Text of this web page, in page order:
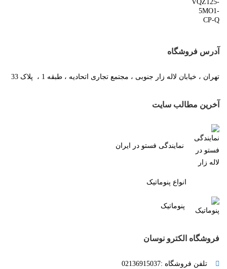
آدرس فروشگاه
تهران ، خیابان لاله زار جنوبی ، مجتمع تجاری اتحادیه ، طبقه 1 ، پلاک 33
آخرین مطالب سایت
نمایندگی فستو در ایران
انواع پنوماتیک
پنوماتیک
فروشگاه الکترو نوسان
تلفن فروشگاه :02136915037